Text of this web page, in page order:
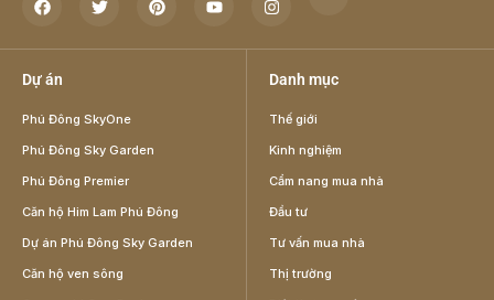
Dự án
Phú Đông SkyOne
Phú Đông Sky Garden
Phú Đông Premier
Căn hộ Him Lam Phú Đông
Dự án Phú Đông Sky Garden
Căn hộ ven sông
Danh mục
Thế giới
Kinh nghiệm
Cẩm nang mua nhà
Đầu tư
Tư vấn mua nhà
Thị trường